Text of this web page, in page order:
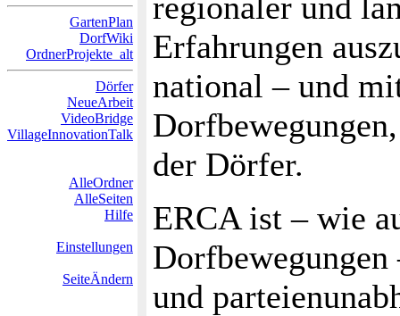
GartenPlan
DorfWiki
OrdnerProjekte_alt
Dörfer
NeueArbeit
VideoBridge
VillageInnovationTalk
AlleOrdner
AlleSeiten
Hilfe
Einstellungen
SeiteÄndern
Erfahrungen
national – und
der Dörfer.
ERCA ist – wie
und